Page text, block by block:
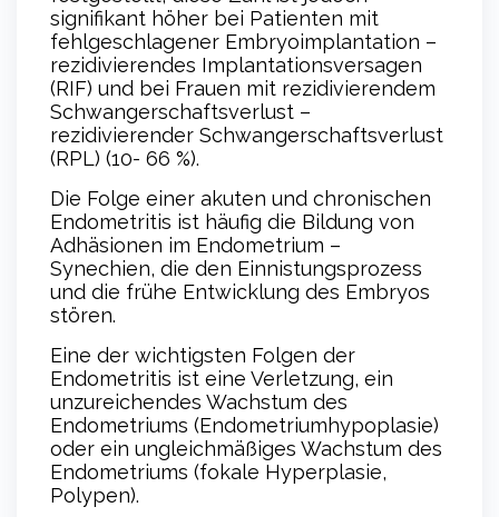
signifikant höher bei Patienten mit
fehlgeschlagener Embryoimplantation –
rezidivierendes Implantationsversagen
(RIF) und bei Frauen mit rezidivierendem
Schwangerschaftsverlust –
rezidivierender Schwangerschaftsverlust
(RPL) (10- 66 %).
Die Folge einer akuten und chronischen
Endometritis ist häufig die Bildung von
Adhäsionen im Endometrium –
Synechien, die den Einnistungsprozess
und die frühe Entwicklung des Embryos
stören.
Eine der wichtigsten Folgen der
Endometritis ist eine Verletzung, ein
unzureichendes Wachstum des
Endometriums (Endometriumhypoplasie)
oder ein ungleichmäßiges Wachstum des
Endometriums (fokale Hyperplasie,
Polypen).